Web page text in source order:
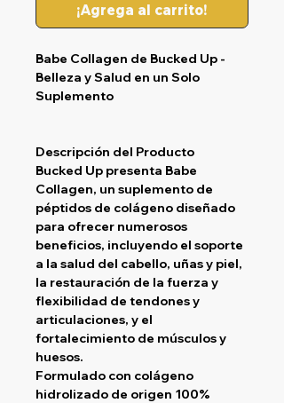
¡Agrega al carrito!
Babe Collagen de Bucked Up -
Belleza y Salud en un Solo
Suplemento
Descripción del Producto
Bucked Up presenta Babe
Collagen, un suplemento de
péptidos de colágeno diseñado
para ofrecer numerosos
beneficios, incluyendo el soporte
a la salud del cabello, uñas y piel,
la restauración de la fuerza y
flexibilidad de tendones y
articulaciones, y el
fortalecimiento de músculos y
huesos.
Formulado con colágeno
hidrolizado de origen 100%